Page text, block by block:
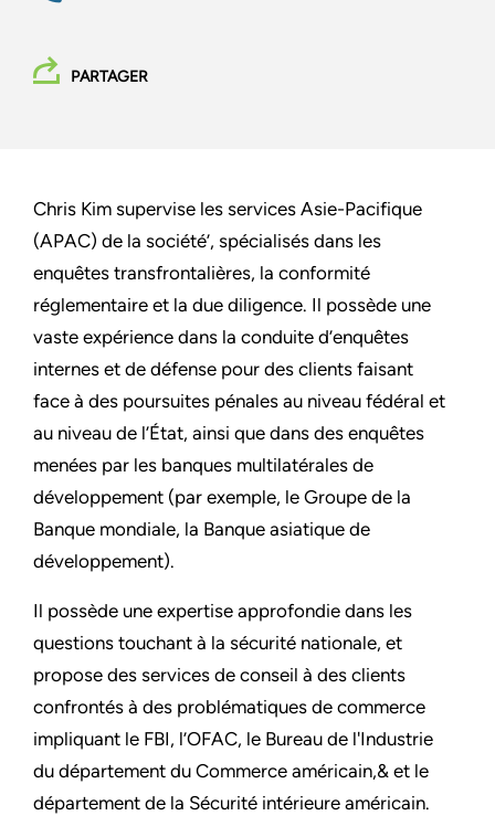
PARTAGER
Chris Kim supervise les services Asie-Pacifique
(APAC) de la société’, spécialisés dans les
enquêtes transfrontalières, la conformité
réglementaire et la due diligence. Il possède une
vaste expérience dans la conduite d’enquêtes
internes et de défense pour des clients faisant
face à des poursuites pénales au niveau fédéral et
au niveau de l’État, ainsi que dans des enquêtes
menées par les banques multilatérales de
développement (par exemple, le Groupe de la
Banque mondiale, la Banque asiatique de
développement).
Il possède une expertise approfondie dans les
questions touchant à la sécurité nationale, et
propose des services de conseil à des clients
confrontés à des problématiques de commerce
impliquant le FBI, l’OFAC, le Bureau de l'Industrie
du département du Commerce américain,& et le
département de la Sécurité intérieure américain.